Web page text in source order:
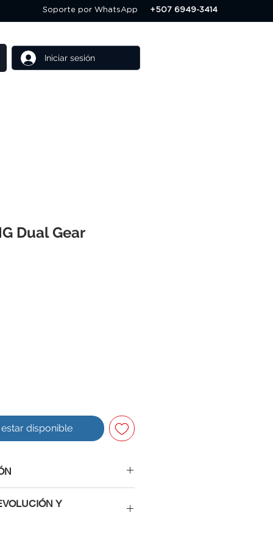
Soporte por WhatsApp +507 6949-3414
Iniciar sesión
Dual Gear
disponible
Y